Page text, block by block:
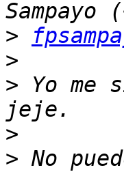
>
>
> Yo me
>
> No